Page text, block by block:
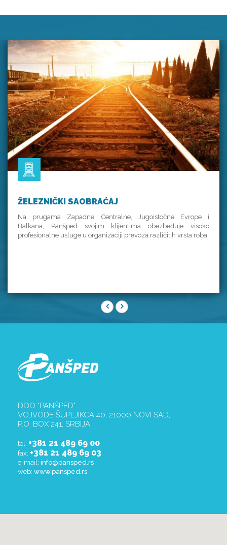
ŽELEZNIČKI SAOBRAĆAJ
Na prugama Zapadne, Centralne, Jugoistočne Evrope i
Balkana, Panšped svojim klijentima obezbeđuje visoko
profesionalne usluge u organizaciji prevoza različitih vrsta roba.
DOO "PANŠPED"
VOJVODE ŠUPLJIKCA 40, 21000 NOVI SAD,
P.O. BOX 241, SRBIJA
tel: +381 21 489 69 00
fax: +381 21 489 69 03
e-mail: info@pansped.rs
web: www.pansped.rs